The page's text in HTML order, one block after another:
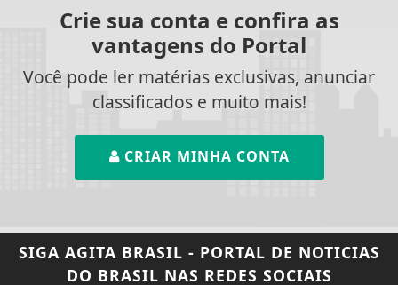
Crie sua conta e confira as
vantagens do Portal
Você pode ler matérias exclusivas, anunciar
classificados e muito mais!
CRIAR MINHA CONTA
SIGA AGITA BRASIL - PORTAL DE NOTICIAS
DO BRASIL NAS REDES SOCIAIS